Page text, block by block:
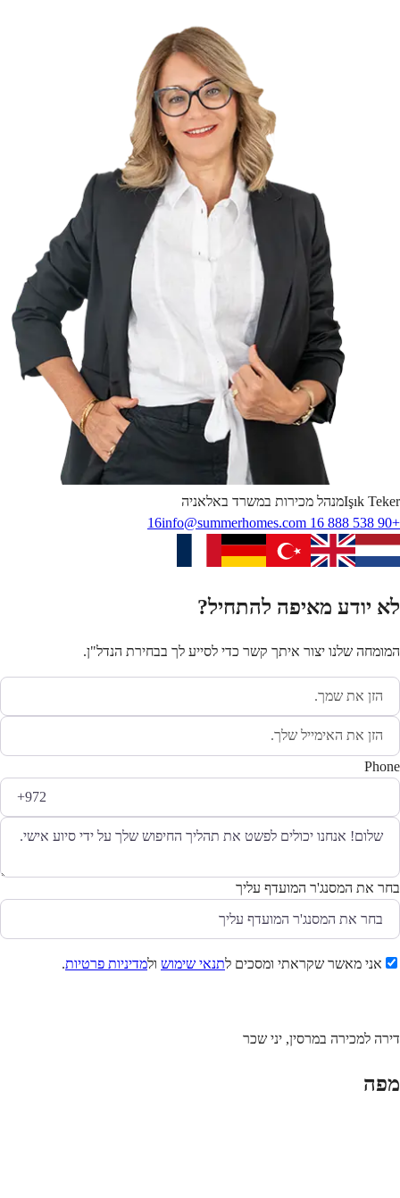
Işık Teker
מנהל מכירות במשרד באלאניה
+90 538 888 16 16
info@summerhomes.com
לא יודע מאיפה להתחיל?
המומחה שלנו יצור איתך קשר כדי לסייע לך בבחירת הנדל"ן.
Phone
בחר את המסנג'ר המועדף עליך
אני מאשר שקראתי ומסכים לתנאי שימוש ולמדיניות פרטיות.
דירה למכירה במרסין, יני שכר
מפה